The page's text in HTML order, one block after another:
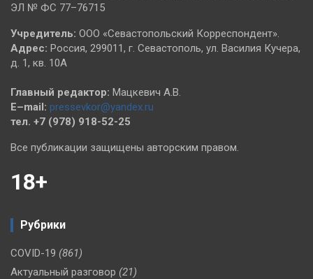
ЭЛ № ФС 77–76715
Учредитель: ООО «Севастопольский Корреспондент».
Адрес: Россия, 299011, г. Севастополь, ул. Василия Кучера,
д. 1, кв. 10А
Главный редактор: Мацкевич А.В.
E–mail: pressevkor@yandex.ru
тел. +7 (978) 918-52-25
Все публикации защищены авторским правом.
18+
Рубрики
COVID-19 (861)
Актуальный разговор (21)